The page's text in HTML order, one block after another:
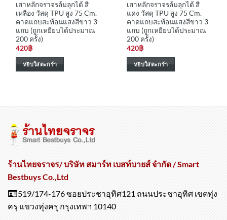
เสาหลักจราจรล้มลุกได้ สี
เหลือง วัสดุ TPU สูง 75 Cm.
คาดแถบสะท้อนแสงสีขาว 3
แถบ (ถูกเหยียบได้ประมาณ
200 ครั้ง)
420฿
หยิบใส่ตะกร้า
เสาหลักจราจรล้มลุกได้ สี
แดง วัสดุ TPU สูง 75 Cm.
คาดแถบสะท้อนแสงสีขาว 3
แถบ (ถูกเหยียบได้ประมาณ
200 ครั้ง)
420฿
หยิบใส่ตะกร้า
ร้านไทยจราจร/ บริษัท สมาร์ท เบสท์บายส์ จำกัด / Smart
Bestbuys Co.,Ltd
519/174-176 ซอยประชาอุทิศ121 ถนนประชาอุทิศ เขตทุ่ง
ครุ แขวงทุ่งครุ กรุงเทพฯ 10140